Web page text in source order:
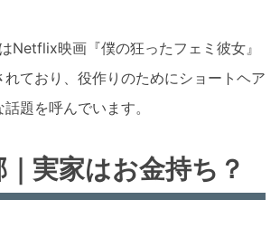
Netflix映画『僕の狂ったフェミ彼女』
れており、役作りのためにショートヘア
題を呼んでいます。
実家はお金持ち？